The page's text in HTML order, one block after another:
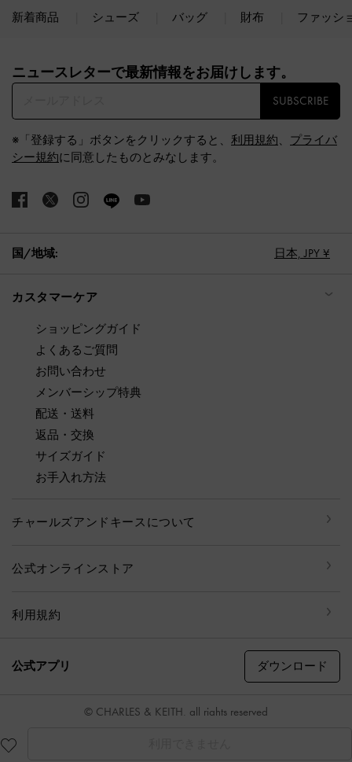
新着商品 シューズ バッグ 財布 ファッシ
ニュースレターで最新情報をお届けします。​
SUBSCRIBE
※「登録する」ボタンをクリックすると、 利用規約、 プライバ
シー規約に同意したものとみなします。
国/地域: 日本, JPY ¥
カスタマーケア
ショッピングガイド
よくあるご質問
お問い合わせ
メンバーシップ特典
配送・送料
返品・交換
サイズガイド
お手入れ方法
チャールズアンドキースについて
公式オンラインストア
利用規約
公式アプリ ダウンロード
© CHARLES & KEITH, all rights reserved